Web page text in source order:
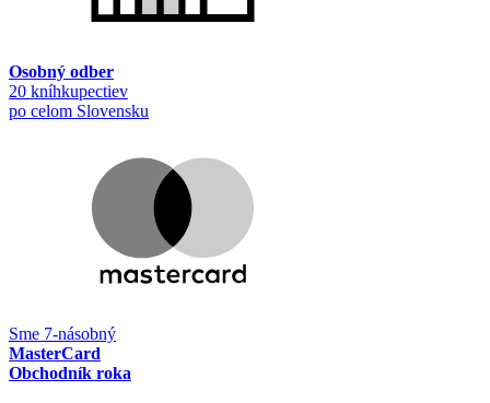
Osobný odber
20 kníhkupectiev
po celom Slovensku
Sme 7-násobný
MasterCard
Obchodník roka